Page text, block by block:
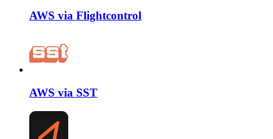
AWS via Flightcontrol
AWS via SST